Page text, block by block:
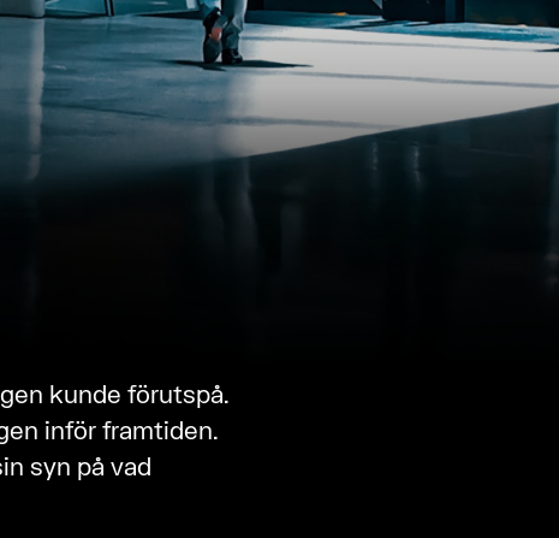
kunde förutspå.
inför framtiden.
syn på vad